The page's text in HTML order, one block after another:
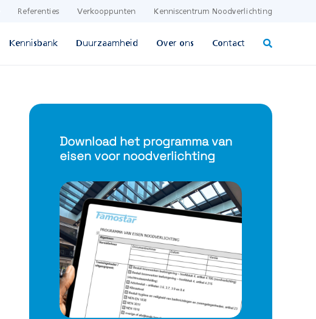
Referenties Verkooppunten Kenniscentrum Noodverlichting
Kennisbank Duurzaamheid Over ons Contact
Download het programma van
eisen voor noodverlichting